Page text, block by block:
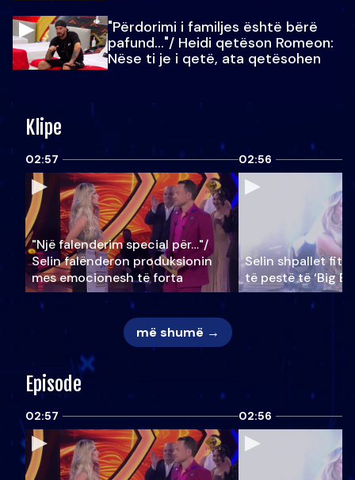
"Përdorimi i familjes është bërë
pafund…"/ Heidi qetëson Romeon:
Nëse ti je i qetë, ata qetësohen
Klipe
02:57
"Një falenderim special për…"/
Selin falënderon produksionin
mes emocionesh të forta
02:56
Selin shpallet
të pestë të ‘Big
më shumë →
Episode
02:57 02:56